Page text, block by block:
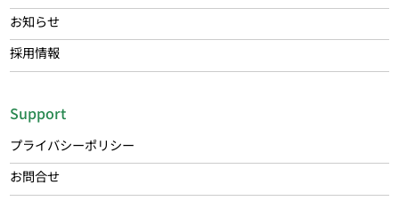
お知らせ
採用情報
Support
プライバシーポリシー
お問合せ